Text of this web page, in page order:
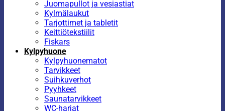
Juomapullot ja vesiastiat
Kylmälaukut
Tarjottimet ja tabletit
Keittiötekstiilit
Fiskars
Kylpyhuone
Kylpyhuonematot
Tarvikkeet
Suihkuverhot
Pyyhkeet
Saunatarvikkeet
WC-harjat